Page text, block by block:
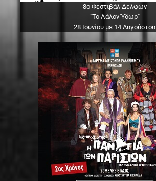
8ο Φεστιβάλ Δελφών
"Το Λάλον Ύδωρ"
28 Ιουνίου με 14 Αυγούστου